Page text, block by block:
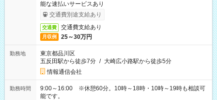
能な速払いサービスあり
交通費別途支給あり
交通費 交通費支給あり
月収例 25～30万円
勤務地
東京都品川区
五反田駅から徒歩7分 / 大崎広小路駅から徒歩5分
情報通信会社
勤務時間
9:00～16:00 ※休憩60分。10時～18時・10時～19時も相談可
能です。